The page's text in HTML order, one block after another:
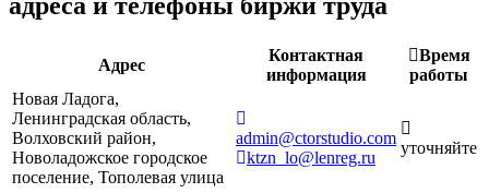
Адрес
Контактная
информация
Время
работы
Новая Ладога,
Ленинградская область,
Волховский район,
Новоладожское городское
поселение, Тополевая улица
admin@ctorstudio.com
ktzn_lo@lenreg.ru
уточняйте